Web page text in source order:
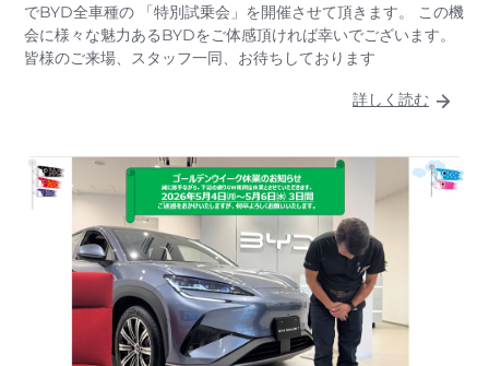
でBYD全車種の 「特別試乗会」を開催させて頂きます。 この機
会に様々な魅力あるBYDをご体感頂ければ幸いでございます。
皆様のご来場、スタッフ一同、お待ちしております
詳しく読む